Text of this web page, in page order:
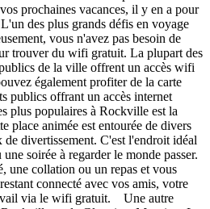
prochaines vacances, il y en a pour
des plus grands défis en voyage
vous n'avez pas besoin de
trouver du wifi gratuit. La plupart des
de la ville offrent un accès wifi
également profiter de la carte
publics offrant un accès internet
plus populaires à Rockville est la
place animée est entourée de divers
de divertissement. C'est l'endroit idéal
soirée à regarder le monde passer.
une collation ou un repas et vous
connecté avec vos amis, votre
via le wifi gratuit. Une autre